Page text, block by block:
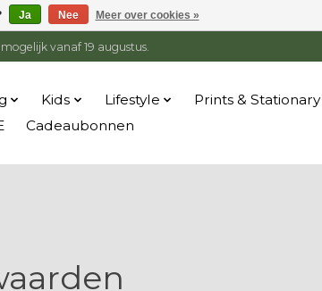
vanaf 19 augustus.
Kids Lifestyle
Prints & Stationary
Cadeaubonnen
Ja Nee Meer over cookies »